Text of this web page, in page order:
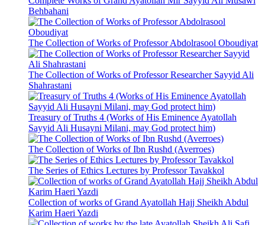
Behbahani
The Collection of Works of Professor Abdolrasool Oboudiyat
The Collection of Works of Professor Researcher Sayyid Ali
Shahrastani
Treasury of Truths 4 (Works of His Eminence Ayatollah
Sayyid Ali Husayni Milani, may God protect him)
The Collection of Works of Ibn Rushd (Averroes)
The Series of Ethics Lectures by Professor Tavakkol
Collection of works of Grand Ayatollah Hajj Sheikh Abdul
Karim Haeri Yazdi